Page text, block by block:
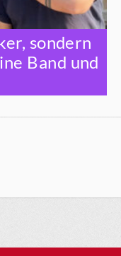
sondern
Band und